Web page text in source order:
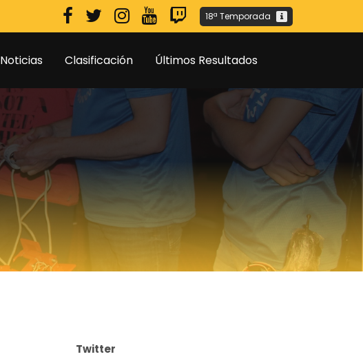
18ª Temporada
Noticias Clasificación Últimos Resultados
Twitter